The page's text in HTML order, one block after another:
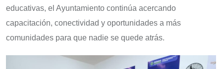
educativas, el Ayuntamiento continúa acercando
capacitación, conectividad y oportunidades a más
comunidades para que nadie se quede atrás.